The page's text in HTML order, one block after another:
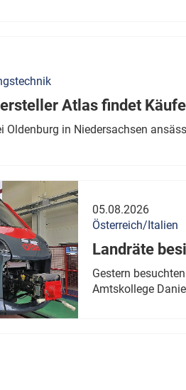
Atlas findet
Oldenburg in Niedersachsen
05.08.2026
Österreich/Italien
Landräte
Gestern
Amtskollege